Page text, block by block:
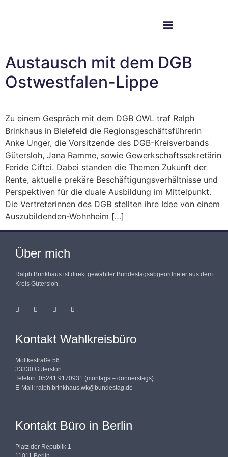
Austausch mit dem DGB
Ostwestfalen-Lippe
Zu einem Gespräch mit dem DGB OWL traf Ralph
Brinkhaus in Bielefeld die Regionsgeschäftsführerin
Anke Unger, die Vorsitzende des DGB-Kreisverbands
Gütersloh, Jana Ramme, sowie Gewerkschaftssekretärin
Feride Ciftci. Dabei standen die Themen Zukunft der
Rente, aktuelle prekäre Beschäftigungsverhältnisse und
Perspektiven für die duale Ausbildung im Mittelpunkt.
Die Vertreterinnen des DGB stellten ihre Idee von einem
Auszubildenden-Wohnheim […]
Über mich
Ralph Brinkhaus ist direkt gewählter Bundestagsabgeordneter aus dem
Kreis Gütersloh.
Kontakt Wahlkreisbüro
Moltkestraße 56
33330 Gütersloh
Telefon: 05241 9170931 (montags – donnerstags)
E-Mail: ralph.brinkhaus.wk@bundestag.de
Kontakt Büro in Berlin
Platz der Republik 1